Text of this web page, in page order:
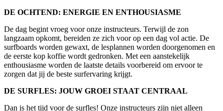
DE OCHTEND: ENERGIE EN ENTHOUSIASME
De dag begint vroeg voor onze instructeurs. Terwijl de zon
langzaam opkomt, bereiden ze zich voor op een dag vol actie. De
surfboards worden gewaxt, de lesplannen worden doorgenomen en
de eerste kop koffie wordt gedronken. Met een aanstekelijk
enthousiasme worden de laatste details voorbereid om ervoor te
zorgen dat jij de beste surfervaring krijgt.
DE SURFLES: JOUW GROEI STAAT CENTRAAL
Dan is het tijd voor de surfles! Onze instructeurs zijn niet alleen